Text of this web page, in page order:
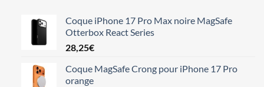
Coque iPhone 17 Pro Max noire MagSafe
Otterbox React Series
28,25€
Coque MagSafe Crong pour iPhone 17 Pro
orange